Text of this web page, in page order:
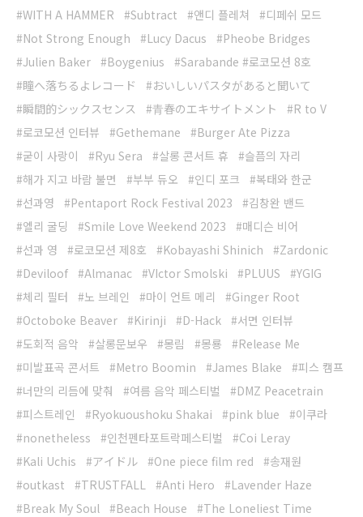
WITH A HAMMER
Subtract 앤디 플레쳐
디페쉬 모드
Not Strong Enough
Lucy Dacus
Pheobe Bridges
Julien Baker
Boygenius
Sarabande #로코모션 8호
瞳へ落ちるよレコード
おいしいパスタがあると聞いて
瞬間的シックスセンス
青春のエキサイトメント
R to V
로코모션 인터뷰
Gethemane
Burger Ate Pizza
굳이 사랑이
Ryu Sera 살롱 콘서트 휴
슬픔의 자리
해가 지고 바람 불면
부부 듀오 인디 포크
복태와 한군
선과영
Pentaport Rock Festival 2023
김창완 밴드
엘리 굴딩
Smile Love Weekend 2023
매디슨 비어
선과 영
로코모션 제8호 Kobayashi Shinich
Zardonic
Deviloof
Almanac VIctor Smolski PLUUS
YGIG
체리 필터
노 브레인 마이 언트 메리
Ginger Root
Octoboke Beaver
Kirinji D-Hack
서면 인터뷰
도회적 음악
살롱문보우 몽림 몽룡
Release Me
미발표곡 콘서트
Metro Boomin James Blake
피스 캠프
너만의 리듬에 맞춰
여름 음악 페스티벌
DMZ Peacetrain
피스트레인
Ryokuoushoku Shakai pink blue
이쿠라
nonetheless
인천펜타포트락페스티벌
Coi Leray
Kali Uchis
アイドル One piece film red
송재원
outkast
TRUSTFALL Anti Hero
Lavender Haze
Break My Soul
Beach House
The Loneliest Time